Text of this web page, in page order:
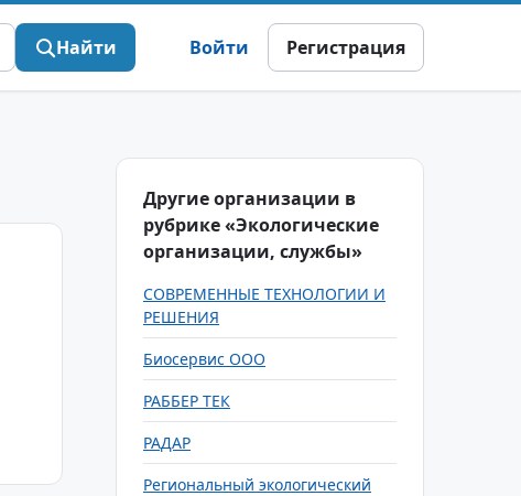
Найти Войти Регистрация
Другие организации в
рубрике «Экологические
организации, службы»
СОВРЕМЕННЫЕ ТЕХНОЛОГИИ И
РЕШЕНИЯ
Биосервис ООО
РАББЕР ТЕК
РАДАР
Региональный экологический